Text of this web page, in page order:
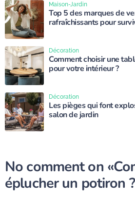
Top 5 des marques de
rafraîchissants pour
Maison-Jardin
Comment choisir une
pour votre intérieur ?
Décoration
Les pièges qui font
salon de jardin
Décoration
No comment on
éplucher un potiron